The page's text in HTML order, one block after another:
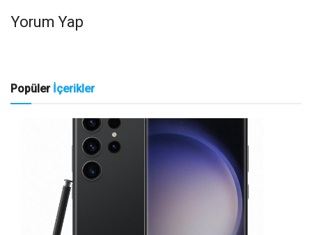
Yorum Yap
Popüler İçerikler